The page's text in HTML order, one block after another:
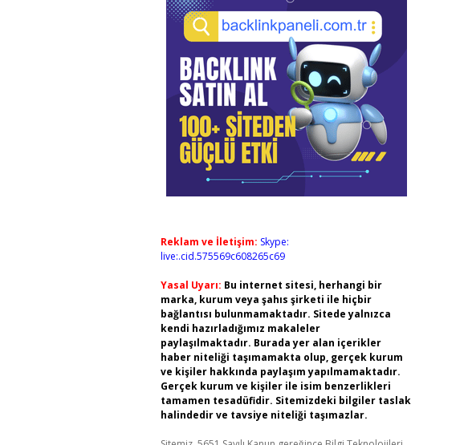
Reklam ve İletişim: Skype:
live:.cid.575569c608265c69
Yasal Uyarı: Bu internet sitesi, herhangi bir
marka, kurum veya şahıs şirketi ile hiçbir
bağlantısı bulunmamaktadır. Sitede yalnızca
kendi hazırladığımız makaleler
paylaşılmaktadır. Burada yer alan içerikler
haber niteliği taşımamakta olup, gerçek kurum
ve kişiler hakkında paylaşım yapılmamaktadır.
Gerçek kurum ve kişiler ile isim benzerlikleri
tamamen tesadüfidir. Sitemizdeki bilgiler taslak
halindedir ve tavsiye niteliği taşımazlar.